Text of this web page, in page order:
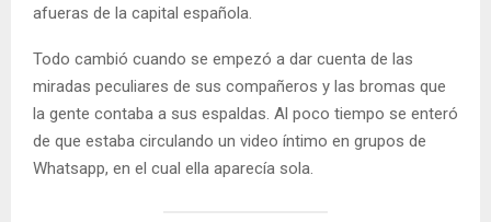
afueras de la capital española.
Todo cambió cuando se empezó a dar cuenta de las
miradas peculiares de sus compañeros y las bromas que
la gente contaba a sus espaldas. Al poco tiempo se enteró
de que estaba circulando un video íntimo en grupos de
Whatsapp, en el cual ella aparecía sola.